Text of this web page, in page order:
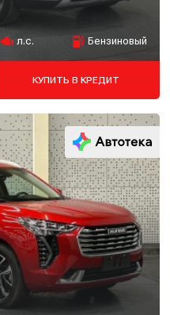
л.с. Бензиновый
КУПИТЬ В КРЕДИТ